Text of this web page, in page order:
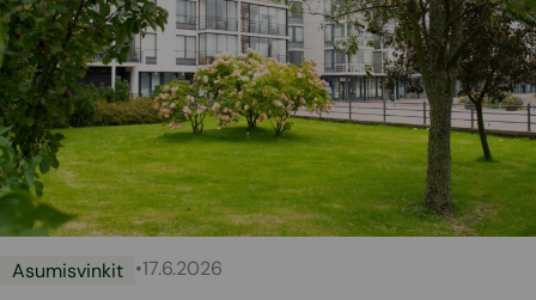
Asumisvinkit •17.6.2026